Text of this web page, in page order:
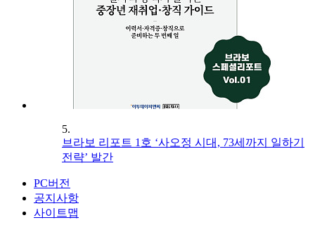
5.
브라보 리포트 1호 ‘사오정 시대, 73세까지 일하기
전략’ 발간
PC버전
공지사항
사이트맵